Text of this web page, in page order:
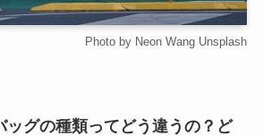
Photo by Neon Wang Unsplash
ッグの種類ってどう違うの？ど